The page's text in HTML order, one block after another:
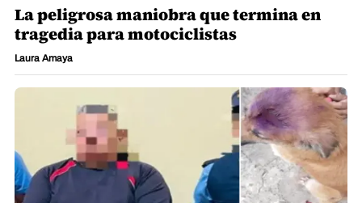
La peligrosa maniobra que termina en
tragedia para motociclistas
Laura Amaya